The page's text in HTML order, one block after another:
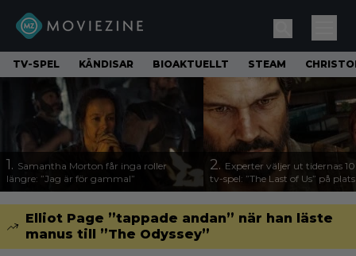
TV-SPEL KÄNDISAR BIOAKTUELLT STEAM
1. Samantha Morton får inga roller
längre: ”Jag är för gammal”
2. Experter väljer ut tidernas
tv-spel: ”The Last of Us” på
Elliot Page ”tappade andan” när han läste
manus till ”The Odyssey”